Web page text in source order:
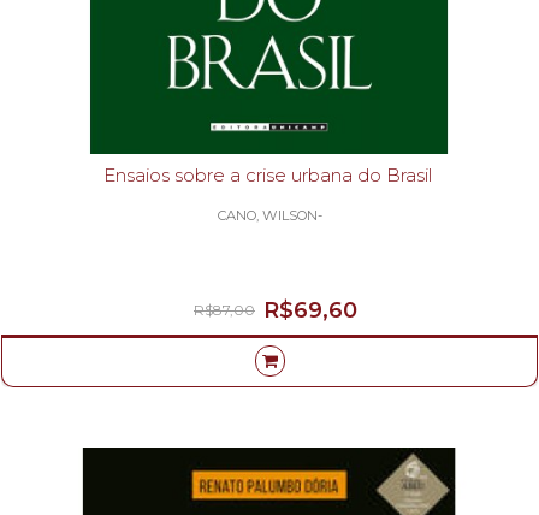
Ensaios sobre a crise urbana do Brasil
CANO, WILSON-
R$69,60
R$87,00